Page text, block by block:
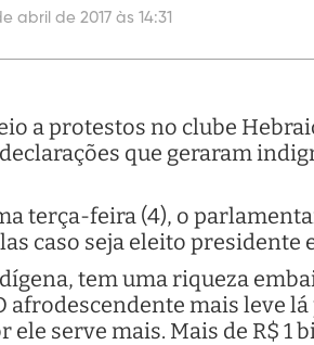
abril de 2017 às 14:31
a protestos no clube
declarações que geraram
terça-feira (4), o
caso seja eleito presidente
tem uma riqueza
mais leve lá
serve mais. Mais de R$ 1